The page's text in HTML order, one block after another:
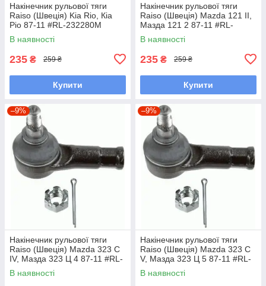
Накінечник рульової тяги
Raiso (Швеція) Kia Rio, Кіа
Ріо 87-11 #RL-232280M
UAKCOCW7
В наявності
235 ₴ 259 ₴
Купити
Накінечник рульової тяги
Raiso (Швеція) Mazda 121 II,
Мазда 121 2 87-11 #RL-
232280M UAKCOCW7
В наявності
235 ₴ 259 ₴
Купити
–9%
Накінечник рульової тяги
Raiso (Швеція) Mazda 323 C
IV, Мазда 323 Ц 4 87-11 #RL-
232280M UAAWYRA7
В наявності
–9%
Накінечник рульової тяги
Raiso (Швеція) Mazda 323 C
V, Мазда 323 Ц 5 87-11 #RL-
232280M UAAWYRA7
В наявності